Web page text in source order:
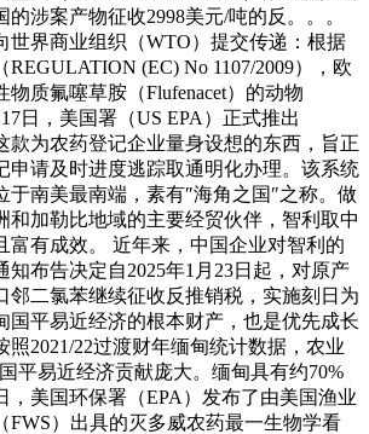
涉案产物征收2998美元/吨的反。。。
世界商业组织（WTO）提交传递：根据
(EC) No 1107/2009），欧
物质氟噻草胺（Flufenacet）的动物
日，美国署（US EPA）正式推出
款为农药登记企业量身设想的东西，旨正
申请及时进度逃踪取通明化办理。该系统
于南美最南端，素有″海角之国″之称。做
和加勒比地域的主要经贸伙伴，智利取中
富有成效。 近年来，中国企业对智利的
知布告决定自2025年1月23日起，对原产
邻二氯苯继续征收反推销税，实施刻日为
国平易近经济的根本财产，也是优先成长
照2021/22过渡财年缅甸统计数据，农业
平易近经济贡献庞大。缅甸具有约70%
，美国环保署（EPA）发布了由美国渔业
FWS）出具的灭多威农药最一生物学看